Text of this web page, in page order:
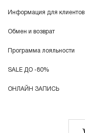
Информация для клиентов
Обмен и возврат
Программа лояльности
SALE ДО -80%
ОНЛАЙН ЗАПИСЬ